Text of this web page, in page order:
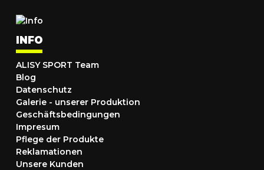
INFO
ALISY SPORT Team
Blog
Datenschutz
Galerie - unserer Produktion
Geschäftsbedingungen
Impresum
Pflege der Produkte
Reklamationen
Unsere Kunden